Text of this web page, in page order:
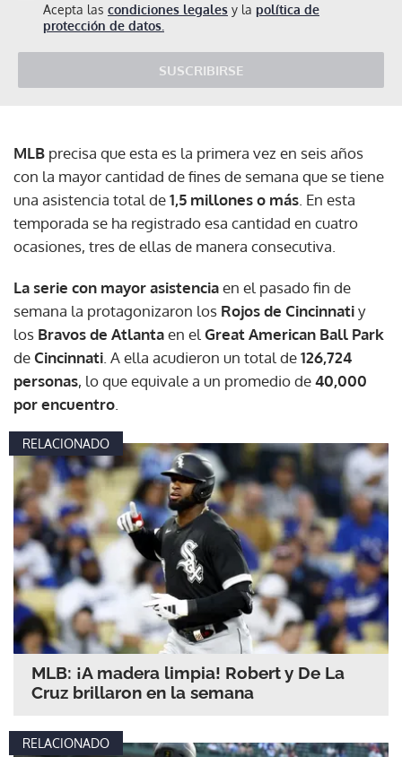
Acepta las condiciones legales y la política de
protección de datos.
SUSCRIBIRSE
MLB precisa que esta es la primera vez en seis años
con la mayor cantidad de fines de semana que se tiene
una asistencia total de1,5 millones o más . En esta
temporada se ha registrado esa cantidad en cuatro
ocasiones, tres de ellas de manera consecutiva.
La serie con mayor asistenciaen el pasado fin de
semana la protagonizaron los Rojos de Cincinnatiy
los Bravos de Atlantaen el Great American Ball Park
deCincinnati . A ella acudieron un total de126,724
personas, lo que equivale a un promedio de40,000
por encuentro
RELACIONADO
MLB: ¡A madera limpia! Robert y De La
Cruz brillaron en la semana
RELACIONADO